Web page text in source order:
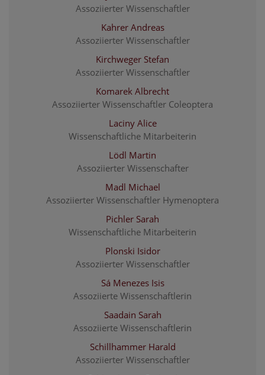
Assoziierter Wissenschaftler
Kahrer Andreas
Assoziierter Wissenschaftler
Kirchweger Stefan
Assoziierter Wissenschaftler
Komarek Albrecht
Assoziierter Wissenschaftler Coleoptera
Laciny Alice
Wissenschaftliche Mitarbeiterin
Lödl Martin
Assoziierter Wissenschafter
Madl Michael
Assoziierter Wissenschaftler Hymenoptera
Pichler Sarah
Wissenschaftliche Mitarbeiterin
Plonski Isidor
Assoziierter Wissenschaftler
Sá Menezes Isis
Assoziierte Wissenschaftlerin
Saadain Sarah
Assoziierte Wissenschaftlerin
Schillhammer Harald
Assoziierter Wissenschaftler